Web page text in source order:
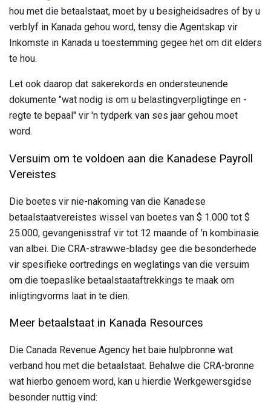
hou met die betaalstaat, moet by u besigheidsadres of by u
verblyf in Kanada gehou word, tensy die Agentskap vir
Inkomste in Kanada u toestemming gegee het om dit elders
te hou.
Let ook daarop dat sakerekords en ondersteunende
dokumente "wat nodig is om u belastingverpligtinge en -
regte te bepaal" vir 'n tydperk van ses jaar gehou moet
word.
Versuim om te voldoen aan die Kanadese Payroll
Vereistes
Die boetes vir nie-nakoming van die Kanadese
betaalstaatvereistes wissel van boetes van $ 1.000 tot $
25.000, gevangenisstraf vir tot 12 maande of 'n kombinasie
van albei. Die CRA-strawwe-bladsy gee die besonderhede
vir spesifieke oortredings en weglatings van die versuim
om die toepaslike betaalstaataftrekkings te maak om
inligtingvorms laat in te dien.
Meer betaalstaat in Kanada Resources
Die Canada Revenue Agency het baie hulpbronne wat
verband hou met die betaalstaat. Behalwe die CRA-bronne
wat hierbo genoem word, kan u hierdie Werkgewersgidse
besonder nuttig vind: